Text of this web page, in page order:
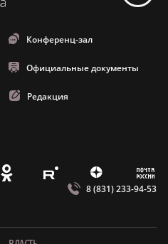
Конференц-зал
Официальные документы
Редакция
O E Z m
8 (831) 233-94-53